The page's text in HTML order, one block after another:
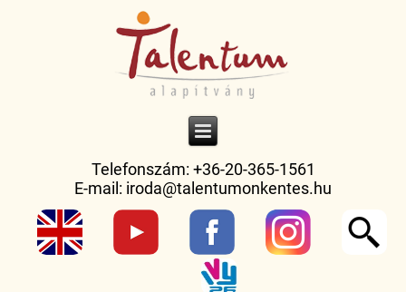
Telefonszám: +36-20-365-1561
E-mail: iroda@talentumonkentes.hu